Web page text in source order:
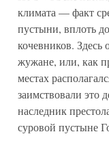
климата — факт
пустыни, вплоть
кочевников.
жужане, или, как
местах
заимствовали это
наследник
суровой пустыне